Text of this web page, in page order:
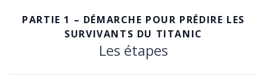
PARTIE 1 – DÉMARCHE POUR PRÉDIRE LES
SURVIVANTS DU TITANIC
Les étapes